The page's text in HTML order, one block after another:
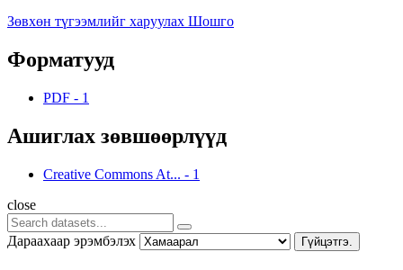
Зөвхөн түгээмлийг харуулах Шошго
Форматууд
PDF - 1
Ашиглах зөвшөөрлүүд
Creative Commons At... - 1
close
Дараахаар эрэмбэлэх Гүйцэтгэ.